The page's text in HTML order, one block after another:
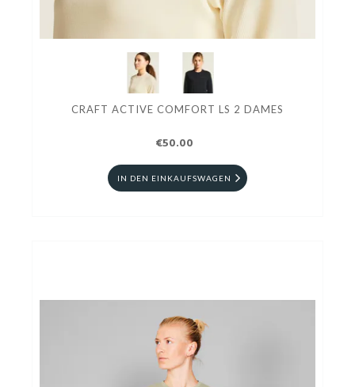
CRAFT ACTIVE COMFORT LS 2 DAMES
€50.00
IN DEN EINKAUFSWAGEN